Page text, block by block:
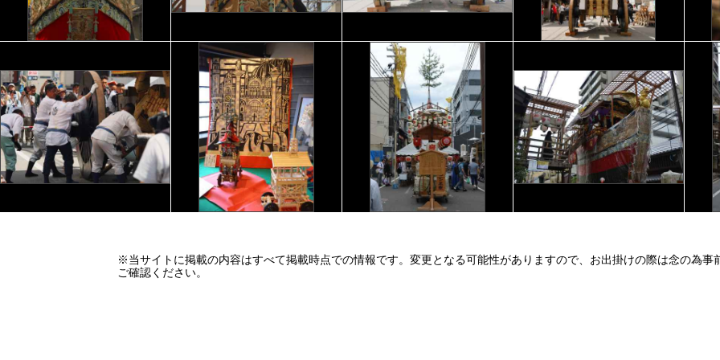
※当サイトに掲載の内容はすべて掲載時点での情報です。変更となる可能性がありますので、お出掛けの際は念の為事
ご確認ください。